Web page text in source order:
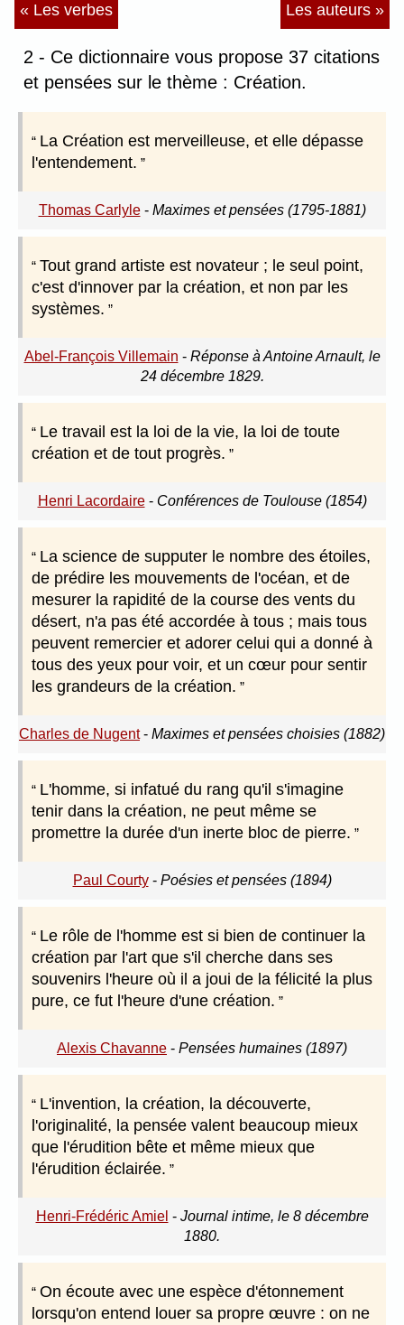
« Les verbes Les auteurs »
2 - Ce dictionnaire vous propose 37 citations
et pensées sur le thème : Création.
La Création est merveilleuse, et elle dépasse
l'entendement.
Thomas Carlyle- Maximes et pensées (1795-1881)
Tout grand artiste est novateur ; le seul point,
c'est d'innover par la création, et non par les
systèmes.
Abel-François Villemain - Réponse à Antoine Arnault, le
24 décembre 1829.
Le travail est la loi de la vie, la loi de toute
création et de tout progrès.
Henri Lacordaire- Conférences de Toulouse (1854)
La science de supputer le nombre des étoiles,
de prédire les mouvements de l'océan, et de
mesurer la rapidité de la course des vents du
désert, n'a pas été accordée à tous ; mais tous
peuvent remercier et adorer celui qui a donné à
tous des yeux pour voir, et un cœur pour sentir
les grandeurs de la création.
Charles de Nugent- Maximes et pensées choisies (1882)
L'homme, si infatué du rang qu'il s'imagine
tenir dans la création, ne peut même se
promettre la durée d'un inerte bloc de pierre.
Paul Courty- Poésies et pensées (1894)
Le rôle de l'homme est si bien de continuer la
création par l'art que s'il cherche dans ses
souvenirs l'heure où il a joui de la félicité la plus
pure, ce fut l'heure d'une création.
Alexis Chavanne - Pensées humaines (1897)
L'invention, la création, la découverte,
l'originalité, la pensée valent beaucoup mieux
que l'érudition bête et même mieux que
l'érudition éclairée.
Henri-Frédéric Amiel - Journal intime, le 8 décembre
1880.
On écoute avec une espèce d'étonnement
lorsqu'on entend louer sa propre œuvre : on ne